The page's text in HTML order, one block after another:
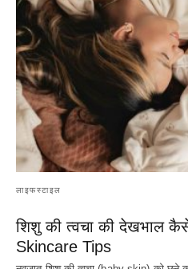
लाइफस्टाइल
शिशु की त्वचा की देखभाल
Skincare Tips